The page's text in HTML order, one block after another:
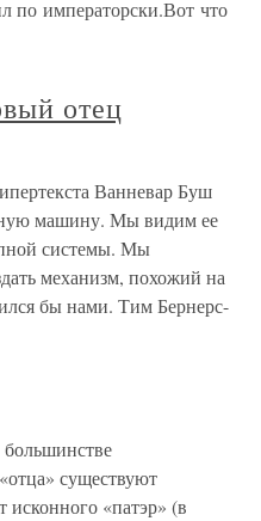
по императорски.Вот что
отец
Ванневар Буш
машину. Мы видим ее
системы. Мы
механизм, похожий на
бы нами. Тим Бернерс-
существуют
исконного «патэр» (в